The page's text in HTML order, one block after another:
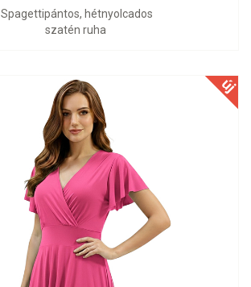
Spagettipántos, hétnyolcados
szatén ruha